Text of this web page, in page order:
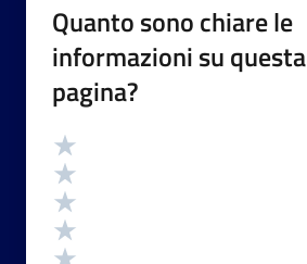
Quanto sono chiare le
informazioni su questa
pagina?
Valutazione